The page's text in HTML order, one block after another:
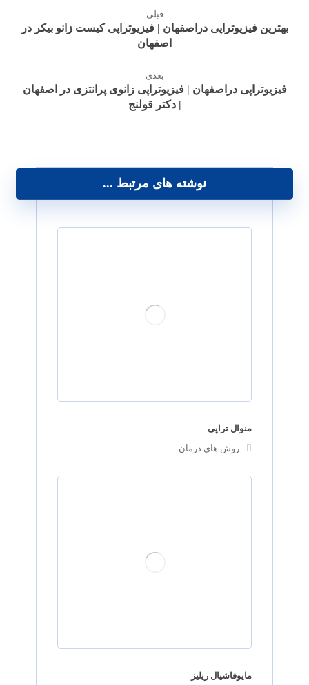
قبلی
بهترین فیزیوتراپی دراصفهان | فیزیوتراپی کیست زانو بیکر در
اصفهان
بعدی
فیزیوتراپی دراصفهان | فیزیوتراپی زانوی پرانتزی در اصفهان
| دکتر قولنج
نوشته های مرتبط ...
منوال تراپی
روش های درمان
مایوفاشیال ریلیز